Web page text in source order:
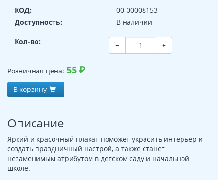
КОД:
00-00008153
Доступность:
В наличии
Кол-во: − +
Розничная цена: 55₽
В корзину
Описание
Яркий и красочный плакат поможет украсить интерьер и
создать праздничный настрой, а также станет
незаменимым атрибутом в детском саду и начальной
школе.